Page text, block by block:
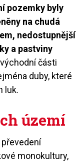
pozemky byly
na chudá
nedostupnější
a pastviny
části
duby, které
luk.
území
monokultury,